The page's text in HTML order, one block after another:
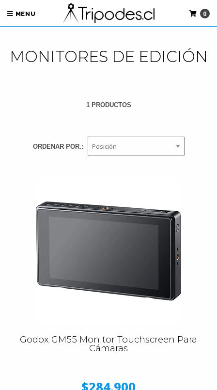
MENU 0
MONITORES DE EDICIÓN
1 PRODUCTOS
ORDENAR POR.:
Godox GM55 Monitor Touchscreen Para
Cámaras